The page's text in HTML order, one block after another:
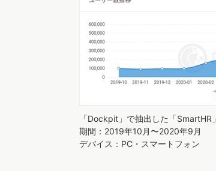
「Dockpit」で抽出した「
期間：2019年10月〜2020年9月
デバイス：PC・スマートフォン